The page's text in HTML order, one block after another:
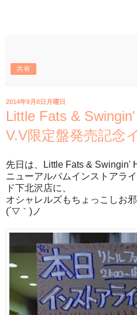
共有
2014年9月8日月曜日
Little Fats &
V.V限定盤発売記念
先日は、Little Fats & Swingin'
ニューアルバムインストアラ
ド下北沢店に、
オシャレルズもちょっこしお
(´▽｀)ノ